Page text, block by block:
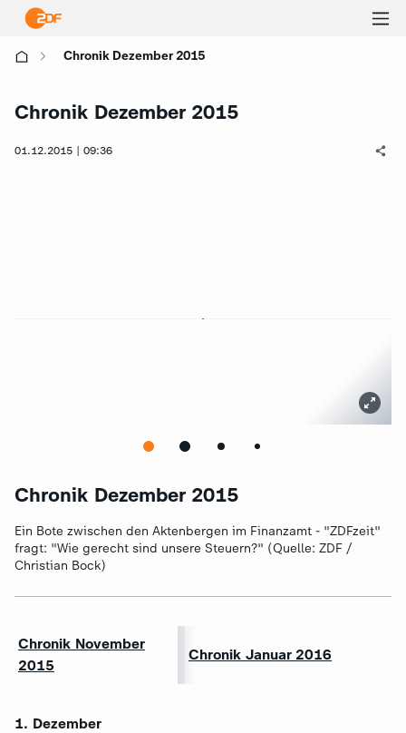
Chronik Dezember 2015
Chronik Dezember 2015
01.12.2015 | 09:36
Chronik Dezember 2015
Ein Bote zwischen den Aktenbergen im Finanzamt - "ZDFzeit"
fragt: "Wie gerecht sind unsere Steuern?" (Quelle: ZDF /
Christian Bock)
Chronik November
2015
Chronik Januar 2016
1. Dezember